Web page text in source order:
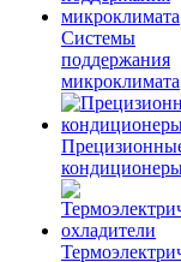
Системы
поддержания
микроклимата